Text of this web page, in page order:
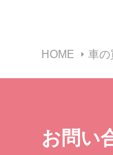
HOME 車の
お問い